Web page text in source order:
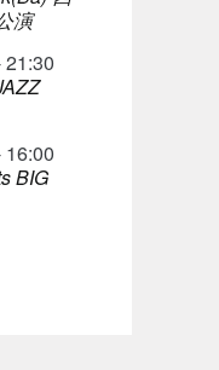
演
BIG